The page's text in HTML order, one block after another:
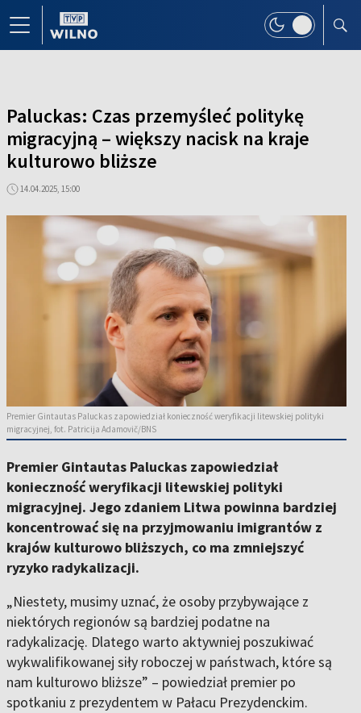
Paluckas: Czas przemyśleć politykę
migracyjną – większy nacisk na kraje
kulturowo bliższe
14.04.2025, 15:00
Premier Gintautas Paluckas zapowiedział konieczność weryfikacji litewskiej polityki
migracyjnej, fot. Patricija Adamovič/BNS
Premier Gintautas Paluckas zapowiedział
konieczność weryfikacji litewskiej polityki
migracyjnej. Jego zdaniem Litwa powinna bardziej
koncentrować się na przyjmowaniu imigrantów z
krajów kulturowo bliższych, co ma zmniejszyć
ryzyko radykalizacji.
„Niestety, musimy uznać, że osoby przybywające z
niektórych regionów są bardziej podatne na
radykalizację. Dlatego warto aktywniej poszukiwać
wykwalifikowanej siły roboczej w państwach, które są
nam kulturowo bliższe” – powiedział premier po
spotkaniu z prezydentem w Pałacu Prezydenckim.